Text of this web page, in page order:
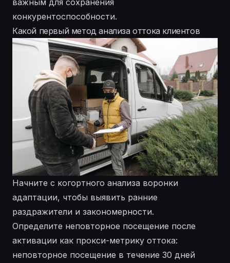
важным для сохранения
конкурентоспособности.
Какой первый метод анализа оттока клиентов
Начните с когортного анализа воронки
адаптации, чтобы выявить ранние
раздражители и закономерности.
Определите неповторное посещение после
активации как прокси-метрику оттока:
неповторное посещение в течение 30 дней